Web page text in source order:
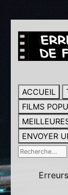
ACCUEIL
FILMS
ENVOYER